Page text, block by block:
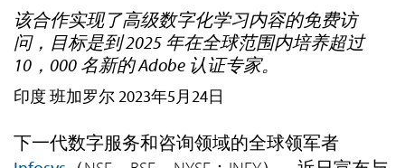
该合作实现了高级数字化学习内容的免费访
问，目标是到 2025 年在全球范围内培养超过
10，000 名新的 Adobe 认证专家。
印度 班加罗尔 2023年5月24日
下一代数字服务和咨询领域的全球领军者